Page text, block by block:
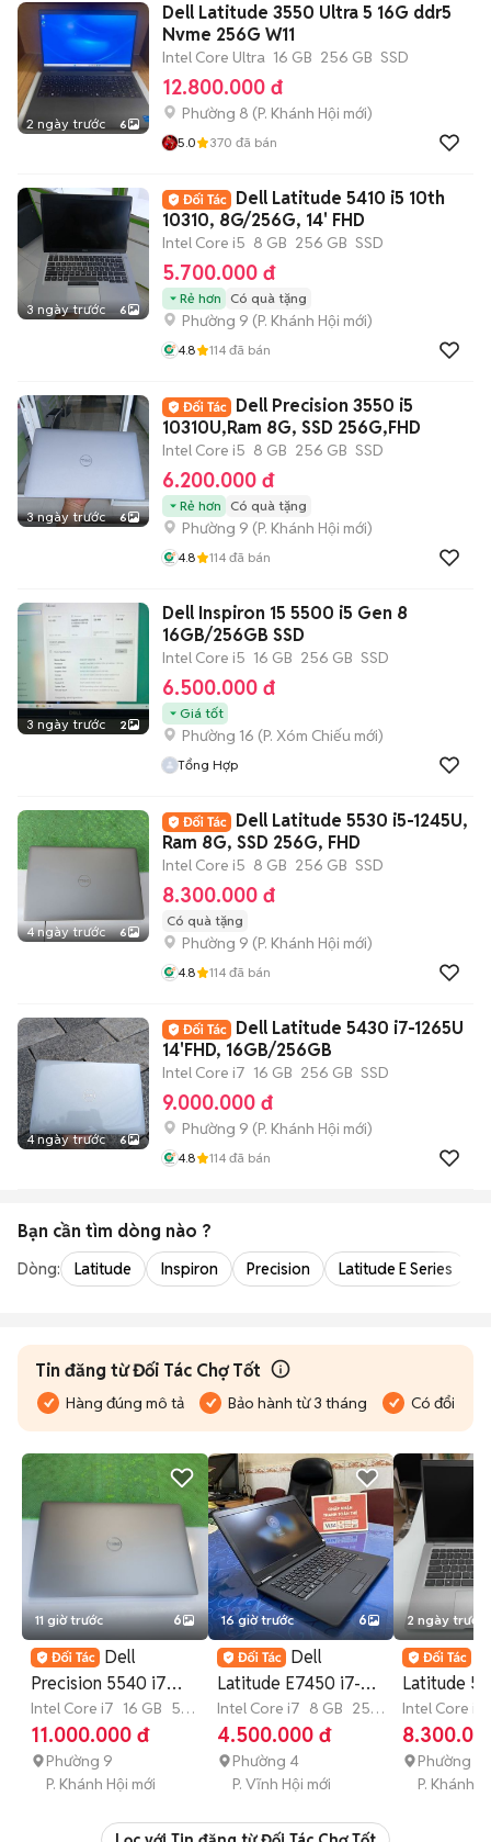
2 ngày trước 6
Dell Latitude 3550 Ultra 5 16G ddr5
Nvme 256G W11
Intel Core Ultra 16 GB 256 GB SSD
12.800.000 đ
Phường 8 (P. Khánh Hội mới)
5.0 370 đã bán
3 ngày trước 6
Dell Latitude 5410 i5 10th
10310, 8G/256G, 14' FHD
Intel Core i5 8 GB 256 GB SSD
5.700.000 đ
Rẻ hơn Có quà tặng
Phường 9 (P. Khánh Hội mới)
4.8 114 đã bán
3 ngày trước 6
Dell Precision 3550 i5
10310U,Ram 8G, SSD 256G,FHD
Intel Core i5 8 GB 256 GB SSD
6.200.000 đ
Rẻ hơn Có quà tặng
Phường 9 (P. Khánh Hội mới)
4.8 114 đã bán
3 ngày trước 2
Dell Inspiron 15 5500 i5 Gen 8
16GB/256GB SSD
Intel Core i5 16 GB 256 GB SSD
6.500.000 đ
Giá tốt
Phường 16 (P. Xóm Chiếu mới)
Tổng Hợp
4 ngày trước 6
Dell Latitude 5530 i5-1245U,
Ram 8G, SSD 256G, FHD
Intel Core i5 8 GB 256 GB SSD
8.300.000 đ
Có quà tặng
Phường 9 (P. Khánh Hội mới)
4.8 114 đã bán
4 ngày trước 6
Dell Latitude 5430 i7-1265U
14'FHD, 16GB/256GB
Intel Core i7 16 GB 256 GB SSD
9.000.000 đ
Phường 9 (P. Khánh Hội mới)
4.8 114 đã bán
Bạn cần tìm dòng nào ?
Dòng: Latitude Inspiron Precision Latitude E Series
Tin đăng từ Đối Tác Chợ Tốt
Hàng đúng mô tả Bảo hành từ 3 tháng Có đổi trả
11 giờ trước 6
Dell
Precision 5540 i7
9750H,Ram
16G/512G, Vga 4G
Intel Core i7 16 GB 512
GB
SSD
11.000.000 đ
Phường 9
P. Khánh Hội mới
16 giờ trước 6
Dell
Latitude E7450 i7-
5600U 14 inch
8GB/240GB SSD
Intel Core i7 8 GB 250
GB
SSD
4.500.000 đ
Phường 4
P. Vĩnh Hội mới
2 ngày trước
Latitude
11500H,
16GB/
Intel Core i5
GB 256 GB
Phường 9
P. Khánh